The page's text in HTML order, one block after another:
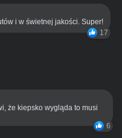
i w świetnej jakości. Super!
17
że kiepsko wygląda to musi
6